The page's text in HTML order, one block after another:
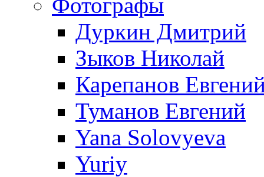
Дуркин Дмитрий
Зыков Николай
Карепанов
Туманов Евгений
Yana Solovyeva
Yuriy